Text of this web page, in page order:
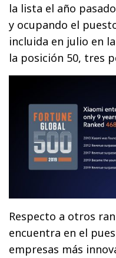
la lista el año
y ocupando el
incluida en julio en
la posición 50, tres
Respecto a otros
encuentra en el
empresas más